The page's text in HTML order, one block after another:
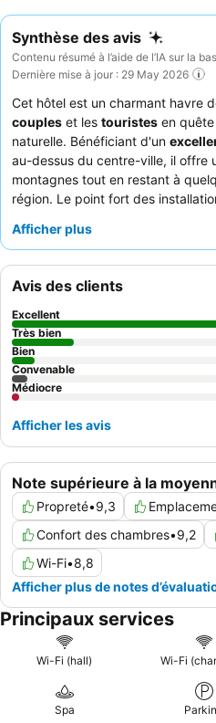
Synthèse des avis
Contenu résumé à l’aide de l’IA sur la
Dernière mise à jour : 29 May 2026
Cet hôtel est un charmant havre
couples et les touristes en
naturelle. Bénéficiant d'un
au-dessus du centre-ville, il offre
montagnes tout en restant à
région. Le point fort des
piscine extérieure avec vue sur
son service amical et compétent,
haute qualité. Pour une
une chambre avec un
panoramiques sur les montagnes.
Afficher plus
Note supérieure à la
Propreté•9,3
Confort des chambres•9,2
Wi-Fi•8,8
Afficher plus de notes
Avis des clients
Excellent
Très bien
Bien
Convenable
Médiocre
Afficher les avis
Principaux services
Wi-Fi (hall) Wi-Fi
Spa